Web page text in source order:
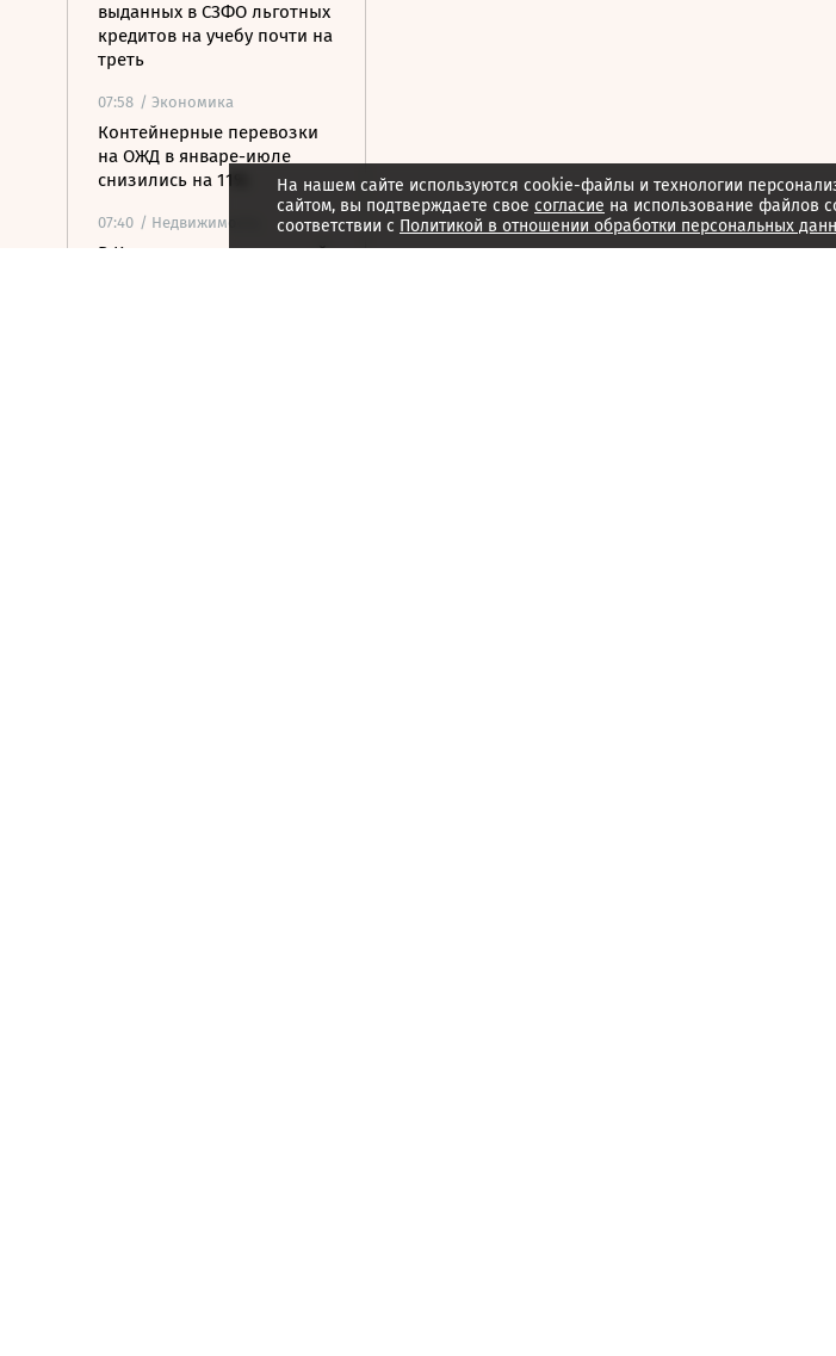
выданных в СЗФО льготных
кредитов на учебу почти на
треть
07:58 / Экономика
Контейнерные перевозки
на ОЖД в январе-июле
снизились на 11%
07:40 / Недвижимость
В Карелии построят новый
На нашем сайте используются cookie-файлы и технологии
сайтом, вы подтверждаете свое согласие на использование файлов
соответствии с Политикой в отношении обработки персональных